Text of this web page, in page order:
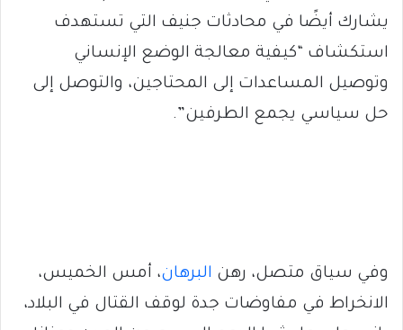
يشارك أيضًا في محادثات جنيف التي تستهدف
استكشاف “كيفية معالجة الوضع الإنساني
وتوصيل المساعدات إلى المحتاجين، والتوصل إلى
حل سياسي يجمع الطرفين”.
وفي سياق متصل، رهن البرهان، أمس الخميس،
الانخراط في مفاوضات جدة لوقف القتال في البلاد،